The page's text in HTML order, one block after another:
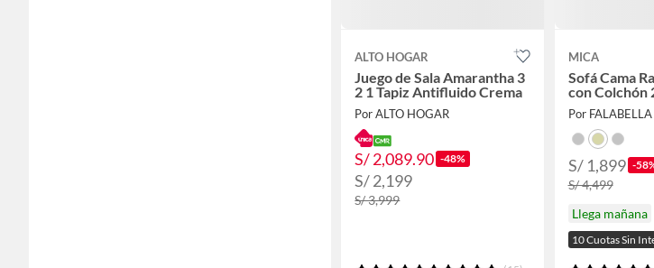
ALTO HOGAR
Juego de Sala Amarantha 3
2 1 Tapiz Antifluido Crema
Por ALTO HOGAR
S/ 2,089.90 -48%
S/ 2,199
S/ 3,999
MICA
Sofá Cama
con Colchón
Por FALABELLA
S/ 1,899 -
S/ 4,499
Llega mañana
10 Cuotas Sin